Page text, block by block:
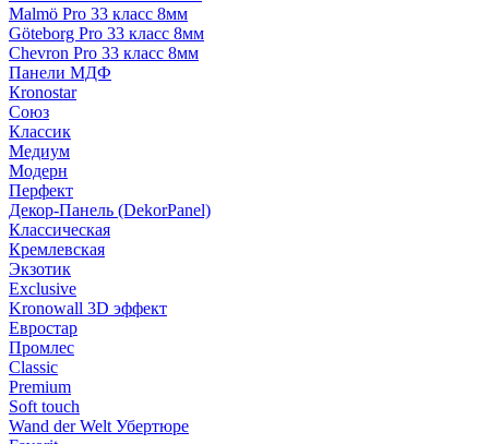
Malmö Pro 33 класс 8мм
Göteborg Pro 33 класс 8мм
Chevron Pro 33 класс 8мм
Панели МДФ
Кronostar
Союз
Классик
Медиум
Модерн
Перфект
Декор-Панель (DekorPanel)
Классическая
Кремлевская
Экзотик
Exclusive
Kronowall 3D эффект
Евростар
Промлес
Classic
Premium
Soft touch
Wand der Welt Убертюре